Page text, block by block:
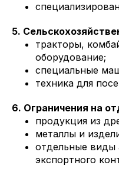
5.
тракторы,
оборудование;
специальные
техника для
6. Ограничения на
продукция из
металлы и
отдельные виды
экспортного